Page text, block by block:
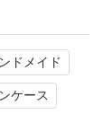
用しまし
ドメイド
ケース